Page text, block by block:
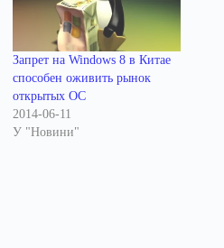
Запрет на Windows 8 в Китае
способен оживить рынок
открытых ОС
2014-06-11
У "Новини"